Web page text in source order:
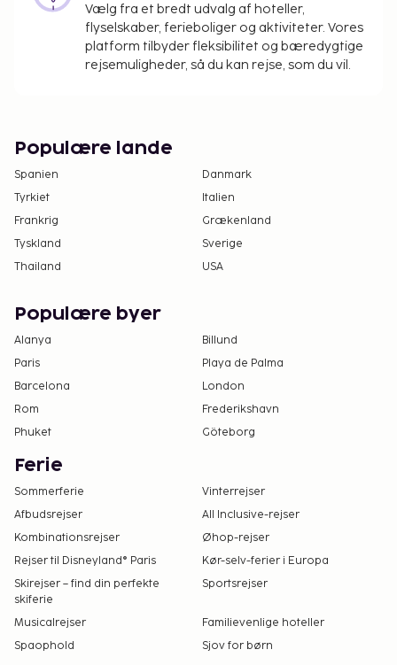
Vælg fra et bredt udvalg af hoteller,
flyselskaber, ferieboliger og aktiviteter. Vores
platform tilbyder fleksibilitet og bæredygtige
rejsemuligheder, så du kan rejse, som du vil.
Populære lande
Spanien
Danmark
Tyrkiet
Italien
Frankrig
Grækenland
Tyskland
Sverige
Thailand
USA
Populære byer
Alanya
Billund
Paris
Playa de Palma
Barcelona
London
Rom
Frederikshavn
Phuket
Göteborg
Ferie
Sommerferie
Vinterrejser
Afbudsrejser
All Inclusive-rejser
Kombinationsrejser
Øhop-rejser
Rejser til Disneyland® Paris
Kør-selv-ferier i Europa
Skirejser – find din perfekte
skiferie
Sportsrejser
Musicalrejser
Familievenlige hoteller
Spaophold
Sjov for børn